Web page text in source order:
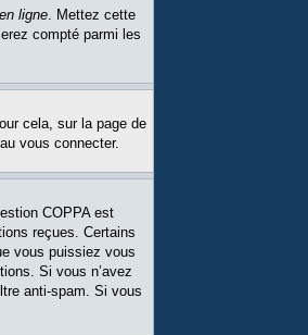
ligne. Mettez cette
compté parmi les
cela, sur la page de
vous connecter.
COPPA est
reçues. Certains
vous puissiez vous
Si vous n’avez
anti-spam. Si vous